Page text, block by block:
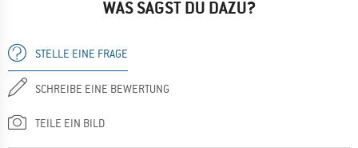
WAS SAGST DU DAZU?
STELLE EINE FRAGE
SCHREIBE EINE BEWERTUNG
TEILE EIN BILD